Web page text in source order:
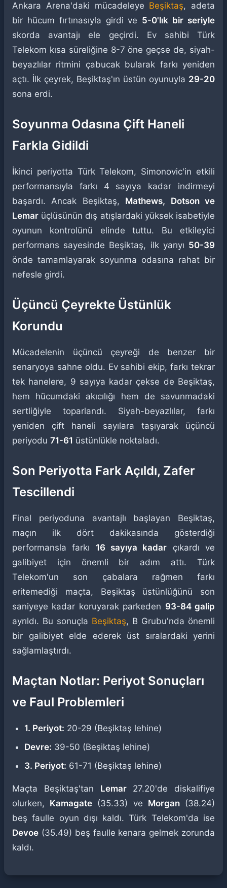
Ankara Arena'daki mücadeleye Beşiktaş, adeta
bir hücum fırtınasıyla girdi ve 5-0'lık bir seriyle
skorda avantajı ele geçirdi. Ev sahibi Türk
Telekom kısa süreliğine 8-7 öne geçse de, siyah-
beyazlılar ritmini çabucak bularak farkı yeniden
açtı. İlk çeyrek, Beşiktaş'ın üstün oyunuyla 29-20
sona erdi.
Soyunma Odasına Çift Haneli
Farkla Gidildi
İkinci periyotta Türk Telekom, Simonovic'in etkili
performansıyla farkı 4 sayıya kadar indirmeyi
başardı. Ancak Beşiktaş, Mathews, Dotson ve
Lemar üçlüsünün dış atışlardaki yüksek isabetiyle
oyunun kontrolünü elinde tuttu. Bu etkileyici
performans sayesinde Beşiktaş, ilk yarıyı 50-39
önde tamamlayarak soyunma odasına rahat bir
nefesle girdi.
Üçüncü Çeyrekte Üstünlük
Korundu
Mücadelenin üçüncü çeyreği de benzer bir
senaryoya sahne oldu. Ev sahibi ekip, farkı tekrar
tek hanelere, 9 sayıya kadar çekse de Beşiktaş,
hem hücumdaki akıcılığı hem de savunmadaki
sertliğiyle toparlandı. Siyah-beyazlılar, farkı
yeniden çift haneli sayılara taşıyarak üçüncü
periyodu 71-61 üstünlükle noktaladı.
Son Periyotta Fark Açıldı, Zafer
Tescillendi
Final periyoduna avantajlı başlayan Beşiktaş,
maçın ilk dört dakikasında gösterdiği
performansla farkı 16 sayıya kadar çıkardı ve
galibiyet için önemli bir adım attı. Türk
Telekom'un son çabalara rağmen farkı
eritemediği maçta, Beşiktaş üstünlüğünü son
saniyeye kadar koruyarak parkeden 93-84 galip
ayrıldı. Bu sonuçla Beşiktaş, B Grubu'nda önemli
bir galibiyet elde ederek üst sıralardaki yerini
sağlamlaştırdı.
Maçtan Notlar: Periyot Sonuçları
ve Faul Problemleri
1. Periyot: 20-29 (Beşiktaş lehine)
Devre: 39-50 (Beşiktaş lehine)
3. Periyot: 61-71 (Beşiktaş lehine)
Maçta Beşiktaş'tan Lemar27.20'de diskalifiye
olurken, Kamagate (35.33) ve Morgan(38.24)
beş faulle oyun dışı kaldı. Türk Telekom'da ise
Devoe (35.49) beş faulle kenara gelmek zorunda
kaldı.